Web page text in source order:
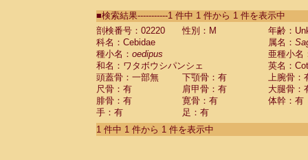
CebidaeSaguinus labiatus(0)
Cebidae Saguinus leucopus (0)
Cebidae
Cebidae
CebidaeSaguinus nigricollis (0)
Cebidae Saguinus oedipus
Cebidae Saguinus weddelli
Cebidae Saguinusspp.
Cebidae Aotus trivirgatus
Cebidae Cebus albifrons
■検索結果-----------1 件中 1 件から 1 件を表示中
剖検番号：02220
性別：M
年齢：
科名：Cebidae
属名：
種小名： oedipus
亜種小名
和名：ワタボウシパンシェ
英名：
頭蓋骨：一部無
下顎骨：有
上腕骨：
尺骨：有
肩甲骨：有
大腿骨：
腓骨：有
寛骨：有
体幹：有
手：有
足：有
1 件中 1 件から 1 件を表示中